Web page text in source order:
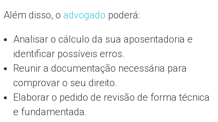
Além disso, o advogado poderá:
Analisar o cálculo da sua aposentadoria e
identificar possíveis erros.
Reunir a documentação necessária para
comprovar o seu direito.
Elaborar o pedido de revisão de forma técnica
e fundamentada.